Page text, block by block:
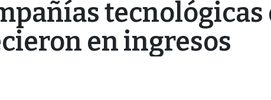
tecnológicas
en ingresos